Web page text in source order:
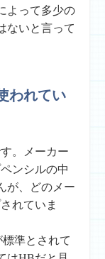
よって多少の
ないと言って
われてい
。メーカー
ンシルの中
が、どのメー
れていま
準とされて